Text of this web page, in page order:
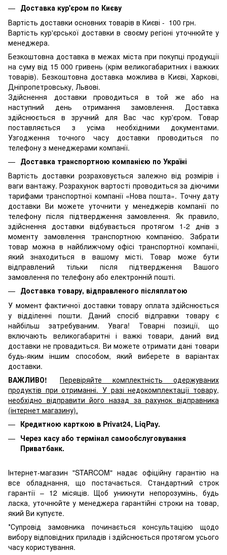
Доставка кур'єром по Києву
Вартість доставки основних товарів в Києві - 100 грн.
Вартість кур'єрської доставки в своєму регіоні уточнюйте у
менеджера.
Безкоштовна доставка в межах міста при покупці продукції
на суму від 15 000 гривень (крім великогабаритних і важких
товарів). Безкоштовна доставка можлива в Києві, Харкові,
Дніпропетровську, Львові.
Здійснення доставки проводиться в той же або на
наступний день отримання замовлення. Доставка
здійснюється в зручний для Вас час кур'єром. Товар
поставляється з усіма необхідними документами.
Узгодження точного часу доставки проводиться по
телефону з менеджерами компанії.
Доставка транспортною компанією по Україні
Вартість доставки розраховується залежно від розмірів і
ваги вантажу. Розрахунок вартості проводиться за діючими
тарифами транспортної компанії «Нова пошта». Точну дату
доставки Ви можете уточнити у менеджерів компанії по
телефону після підтвердження замовлення. Як правило,
здійснення доставки відбувається протягом 1-2 днів з
моменту замовлення транспортною компанією. Забрати
товар можна в найближчому офісі транспортної компанії,
який знаходиться в вашому місті. Товар може бути
відправлений тільки після підтвердження Вашого
замовлення по телефону або електронній пошті.
Доставка товару, відправленого післяплатою
У момент фактичної доставки товару оплата здійснюється
у відділенні пошти. Даний спосіб відправки товару є
найбільш затребуваним. Увага! Товарні позиції, що
включають великогабаритні і важкі товари, даний вид
доставки не провадиться. Ви можете отримати дані товари
будь-яким іншим способом, який виберете в варіантах
доставки.
ВАЖЛИВО!
Перевіряйте комплектність одержуваних
продуктів при отриманні. У разі недокомплектації товару,
необхідно відправити його назад за рахунок відправника
(інтернет магазину).
Кредитною карткою в Privat24, LiqPay.
Через касу або термінал самообслуговування
Приватбанк.
Інтернет-магазин "STARCOM" надає офіційну гарантію на
все обладнання, що постачається. Стандартний строк
гарантії – 12 місяців. Щоб уникнути непорозумінь, будь
ласка, уточнюйте у менеджера гарантійні строки на товар,
який Ви купуєте.
*Супровід замовника починається консультацією щодо
вибору відповідних приладів і здійснюється протягом усього
часу користування.